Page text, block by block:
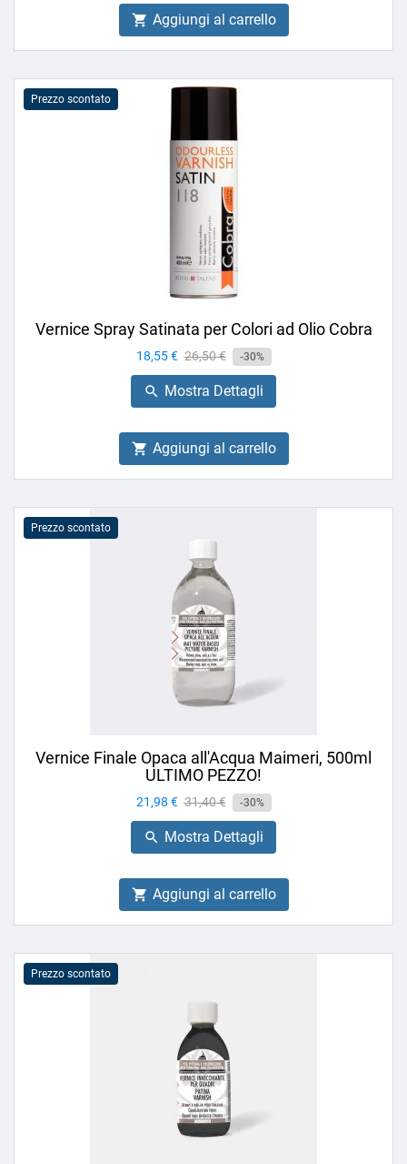
 Aggiungi al carrello
Prezzo scontato
Vernice Spray Satinata per Colori ad Olio Cobra
Prezzo
18,55 € Prezzo
base
26,50 € -30%
 Mostra Dettagli
 Aggiungi al carrello
Prezzo scontato
Vernice Finale Opaca all'Acqua Maimeri, 500ml
ULTIMO PEZZO!
Prezzo
21,98 € Prezzo
base
31,40 € -30%
 Mostra Dettagli
 Aggiungi al carrello
Prezzo scontato